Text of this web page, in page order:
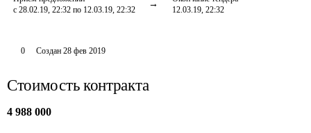
с 28.02.19, 22:32 по 12.03.19, 22:32
12.03.19, 22:32
0 Создан 28 фев 2019
Стоимость контракта
4 988 000